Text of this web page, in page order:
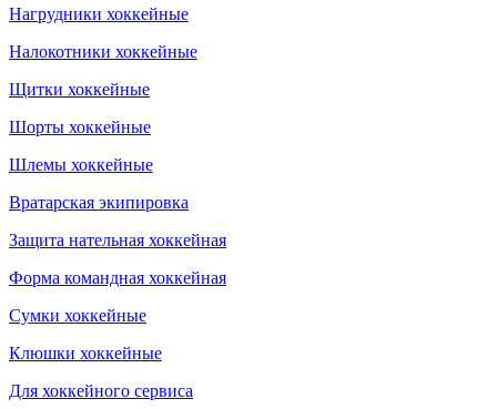
Нагрудники хоккейные
Налокотники хоккейные
Щитки хоккейные
Шорты хоккейные
Шлемы хоккейные
Вратарская экипировка
Защита нательная хоккейная
Форма командная хоккейная
Сумки хоккейные
Клюшки хоккейные
Для хоккейного сервиса